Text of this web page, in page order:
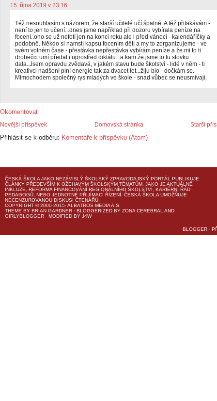
15. října 2019 v 23:16
Též nesouhlasím s názorem, že starší učitelé učí špatně. A též přitakávám -
není to jen to učení...dnes jsme například při dozoru vybírala peníze na
focení..ono se už nefotí jen na konci roku ale i před vánoci - kalendáříčky a
podobně. Někdo si namstí kapsu focením dětí a my to zorganizujeme - ve
svém volném čase - přestávka nepřestávka vybírám peníze a že mi to ti
drobečci umí předat i uprostřed diktátu...a kam že jsme to tu stovku
dala..Jsem opravdu zvědavá, v jakém stavu bude školství - lidé v něm - ti
kreativci nadšení plní energie tak za dvacet let...žiju bio - dočkám se.
Mimochodem společný rys mladých ve škole - snad vůbec se neusmívají.
Okomentovat
Novější příspěvek Starší
Domovská stránka
Přihlásit se k odběru: Komentáře k příspěvku (Atom)
ČESKÁ ŠKOLA JAKO NEZÁVISLÝ ŠKOLSKÝ ZPRAVODAJSKÝ PORTÁL PUBLIKUJE
ČLÁNKY PŘEDEVŠÍM K OŽEHAVÝM ŠKOLSKÝM TÉMATŮM, JAKO JE AKTUÁLNĚ
INKLUZE, REFORMA FINANCOVÁNÍ REGIONÁLNÍHO ŠKOLSTVÍ, KARIÉRNÍ ŘÁD
PEDAGOGŮ, NEBO JEDNOTNÉ PŘIJÍMACÍ ŘÍZENÍ. ČESKÁ ŠKOLA UMOŽŇUJE
NECENZUROVANOU DISKUSI ČTENÁŘŮ.
COPYRIGHT © 2000-2015· ALBATROS MEDIA A.S.
THEME BY BRIAN GARDNER · BLOGGERIZED BY ZONA CEREBRAL AND
GIRLYBLOGGER · MODIFIED BY J4W
BLOGGER ·